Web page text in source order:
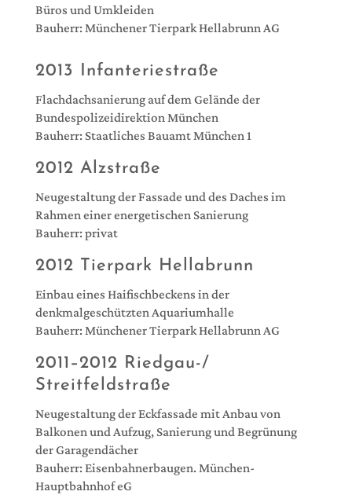
Büros und Umkleiden
Bauherr: Münchener Tierpark Hellabrunn AG
2013 Infanteriestraße
Flachdachsanierung auf dem Gelände der
Bundespolizeidirektion München
Bauherr: Staatliches Bauamt München 1
2012 Alzstraße
Neugestaltung der Fassade und des Daches im
Rahmen einer energetischen Sanierung
Bauherr: privat
2012 Tierpark Hellabrunn
Einbau eines Haifischbeckens in der
denkmalgeschützten Aquariumhalle
Bauherr: Münchener Tierpark Hellabrunn AG
2011–2012 Riedgau-/
Streitfeldstraße
Neugestaltung der Eckfassade mit Anbau von
Balkonen und Aufzug, Sanierung und Begrünung
der Garagendächer
Bauherr: Eisenbahnerbaugen. München-
Hauptbahnhof eG